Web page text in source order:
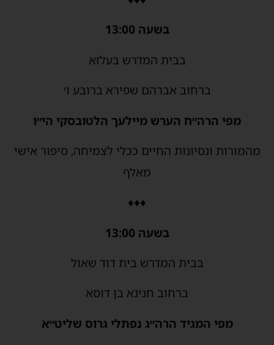
בשעה 13:00
בבית המדרש בעלזא
ברחוב אברהם שפירא ברובע ו׳
מפי הרה״ח הערש מיילעך הלטובסקי הי״ו
מהמורות ונסיונות החיים ככלי לצמיחה, סיפור אישי
מאלף
♦♦♦
בשעה 13:00
בבית המדרש בית דוד שאול
ברחוב חנינא בן דוסא
מפי המגיד הרה״ג נפתלי גרוס שליט״א